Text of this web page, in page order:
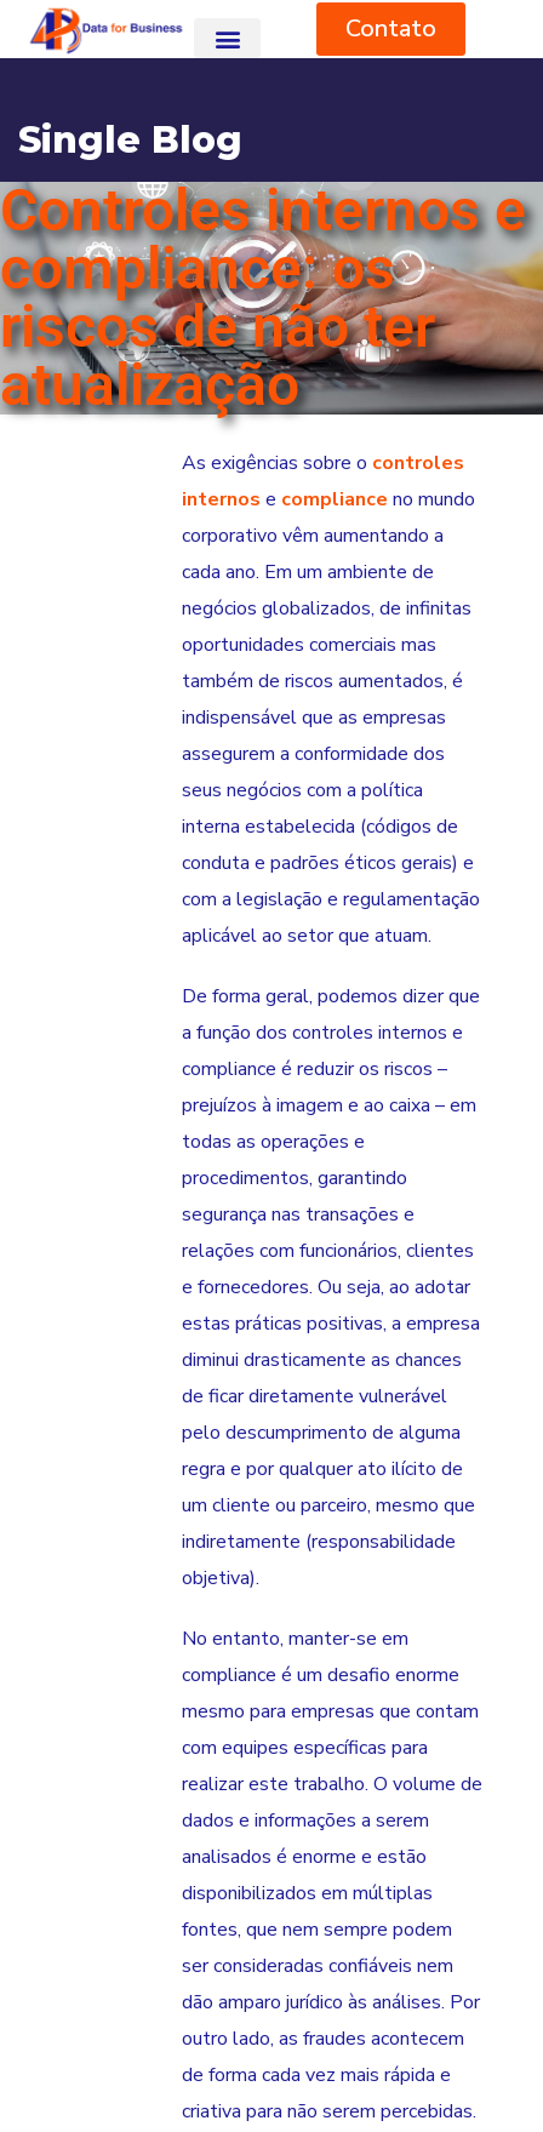
Contato
Single Blog
HOME BLOG
RISK & COMPLIANCE
CONTROLES INTERNOS E COMPLIANCE: OS RISCOS DE NÃO TER
ATUALIZAÇÃO
Controles internos e
compliance: os
riscos de não ter
atualização
As exigências sobre o controles
internos e compliance no mundo
corporativo vêm aumentando a
cada ano. Em um ambiente de
negócios globalizados, de infinitas
oportunidades comerciais mas
também de riscos aumentados, é
indispensável que as empresas
assegurem a conformidade dos
seus negócios com a política
interna estabelecida (códigos de
conduta e padrões éticos gerais) e
com a legislação e regulamentação
aplicável ao setor que atuam.
De forma geral, podemos dizer que
a função dos controles internos e
compliance é reduzir os riscos –
prejuízos à imagem e ao caixa – em
todas as operações e
procedimentos, garantindo
segurança nas transações e
relações com funcionários, clientes
e fornecedores. Ou seja, ao adotar
estas práticas positivas, a empresa
diminui drasticamente as chances
de ficar diretamente vulnerável
pelo descumprimento de alguma
regra e por qualquer ato ilícito de
um cliente ou parceiro, mesmo que
indiretamente (responsabilidade
objetiva).
No entanto, manter-se em
compliance é um desafio enorme
mesmo para empresas que contam
com equipes específicas para
realizar este trabalho. O volume de
dados e informações a serem
analisados é enorme e estão
disponibilizados em múltiplas
fontes, que nem sempre podem
ser consideradas confiáveis nem
dão amparo jurídico às análises. Por
outro lado, as fraudes acontecem
de forma cada vez mais rápida e
criativa para não serem percebidas.